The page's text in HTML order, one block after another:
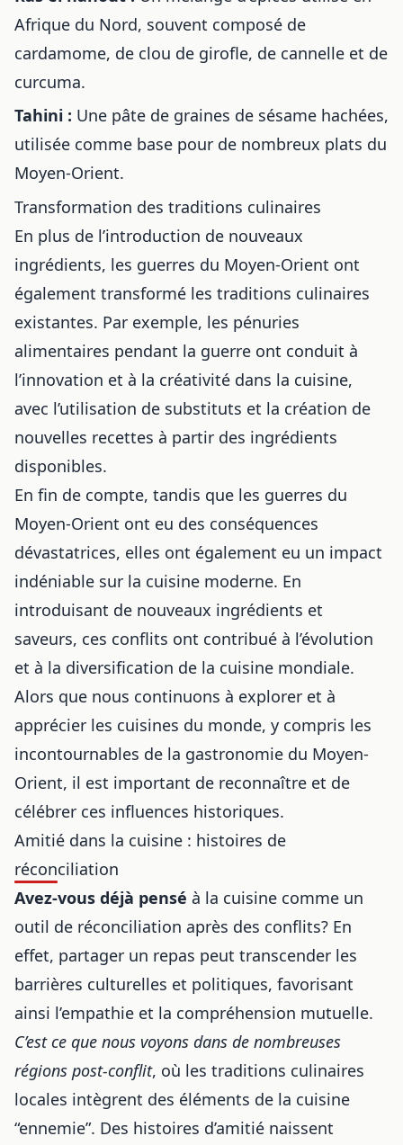
Afrique du Nord, souvent composé de
cardamome, de clou de girofle, de cannelle et de
curcuma.
Tahini : Une pâte de graines de sésame hachées,
utilisée comme base pour de nombreux plats du
Moyen-Orient.
Transformation des traditions culinaires
En plus de l’introduction de nouveaux
ingrédients, les guerres du Moyen-Orient ont
également transformé les traditions culinaires
existantes. Par exemple, les pénuries
alimentaires pendant la guerre ont conduit à
l’innovation et à la créativité dans la cuisine,
avec l’utilisation de substituts et la création de
nouvelles recettes à partir des ingrédients
disponibles.
En fin de compte, tandis que les guerres du
Moyen-Orient ont eu des conséquences
dévastatrices, elles ont également eu un impact
indéniable sur la cuisine moderne. En
introduisant de nouveaux ingrédients et
saveurs, ces conflits ont contribué à l’évolution
et à la diversification de la cuisine mondiale.
Alors que nous continuons à explorer et à
apprécier les cuisines du monde, y compris les
incontournables de la gastronomie du Moyen-
Orient, il est important de reconnaître et de
célébrer ces influences historiques.
Amitié dans la cuisine : histoires de
réconciliation
Avez-vous déjà pensé à la cuisine comme un
outil de réconciliation après des conflits? En
effet, partager un repas peut transcender les
barrières culturelles et politiques, favorisant
ainsi l’empathie et la compréhension mutuelle.
C’est ce que nous voyons dans de nombreuses
régions post-conflit, où les traditions culinaires
locales intègrent des éléments de la cuisine
“ennemie”. Des histoires d’amitié naissent